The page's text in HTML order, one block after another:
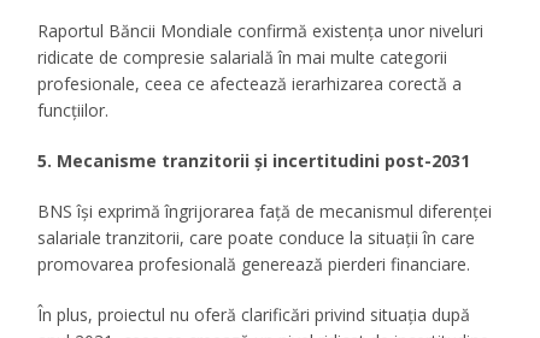
Raportul Băncii Mondiale confirmă existența unor niveluri
ridicate de compresie salarială în mai multe categorii
profesionale, ceea ce afectează ierarhizarea corectă a
funcțiilor.
5. Mecanisme tranzitorii și incertitudini post-2031
BNS își exprimă îngrijorarea față de mecanismul diferenței
salariale tranzitorii, care poate conduce la situații în care
promovarea profesională generează pierderi financiare.
În plus, proiectul nu oferă clarificări privind situația după